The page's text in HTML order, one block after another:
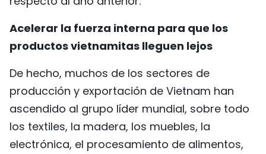
Acelerar la fuerza interna para que los
productos vietnamitas lleguen lejos
De hecho, muchos de los sectores de
producción y exportación de Vietnam han
ascendido al grupo líder mundial, sobre todo
los textiles, la madera, los muebles, la
electrónica, el procesamiento de alimentos,